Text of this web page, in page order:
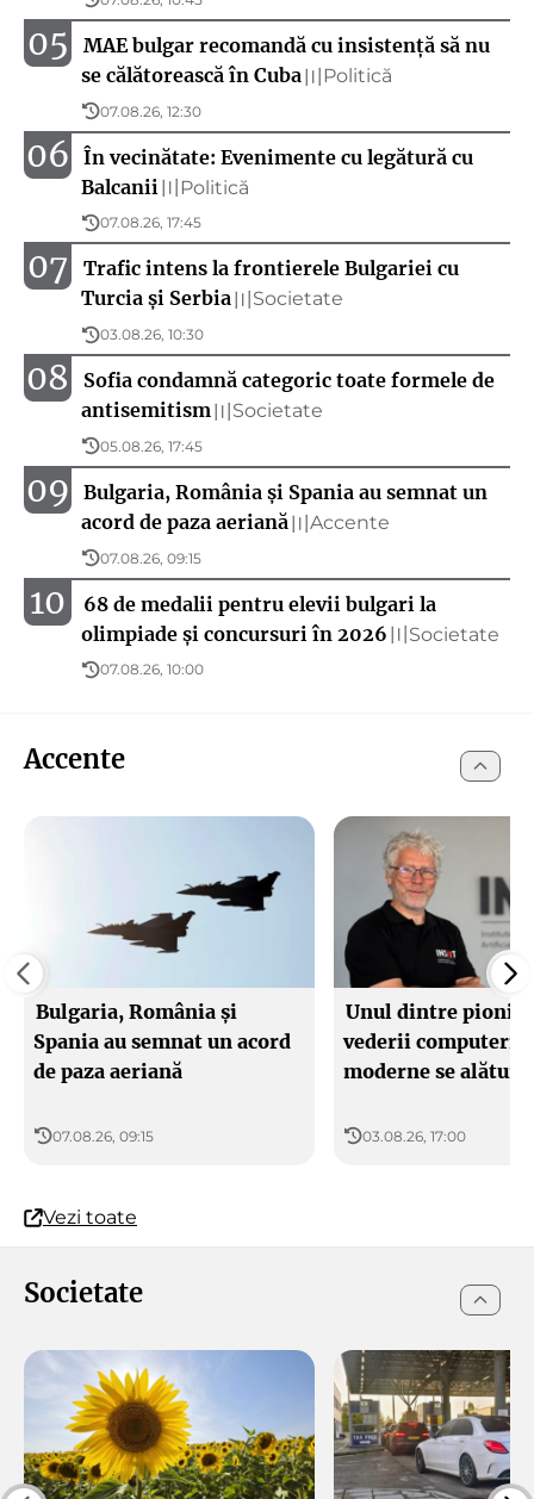
06
În vecinătate: Evenimente cu legătură cu
Balcanii 〣 Politică
07.08.26, 17:45
07
Trafic intens la frontierele Bulgariei cu
Turcia și Serbia〣 Societate
03.08.26, 10:30
08
Sofia condamnă categoric toate formele de
antisemitism〣 Societate
05.08.26, 17:45
09
Bulgaria, România și Spania au semnat un
acord de paza aeriană 〣 Accente
07.08.26, 09:15
05
MAE bulgar recomandă cu insistență să nu
se călătorească în Cuba 〣 Politică
07.08.26, 12:30
10
68 de medalii pentru elevii bulgari la
olimpiade și concursuri în 2026 〣 Societate
07.08.26, 10:00
Accente
Bulgaria, România și
Spania au semnat un acord
de paza aeriană
07.08.26, 09:15
Unul dintre
vederii
moderne se
03.08.26, 17:00
Vezi toate
Societate